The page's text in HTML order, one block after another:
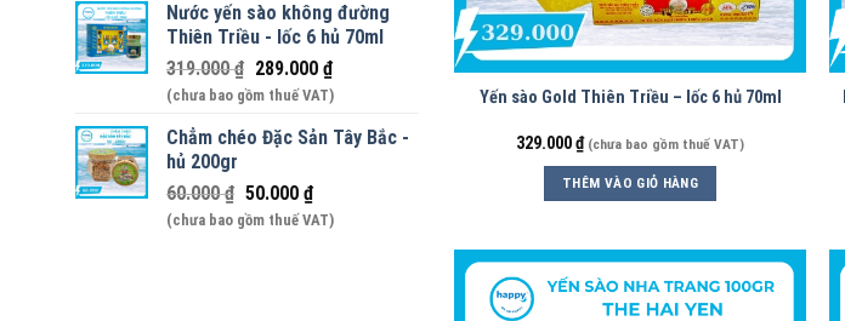
Nước yến sào không đường
Thiên Triều - lốc 6 hủ 70ml
319.000₫ 289.000 ₫
(chưa bao gồm thuế VAT)
Chẳm chéo Đặc Sản Tây Bắc -
hủ 200gr
60.000₫ 50.000 ₫
(chưa bao gồm thuế VAT)
Yến sào Gold Thiên Triều – lốc 6 hủ 70ml
329.000₫ (chưa bao gồm thuế VAT)
THÊM VÀO GIỎ HÀNG